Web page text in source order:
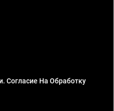
Согласие На Обработку